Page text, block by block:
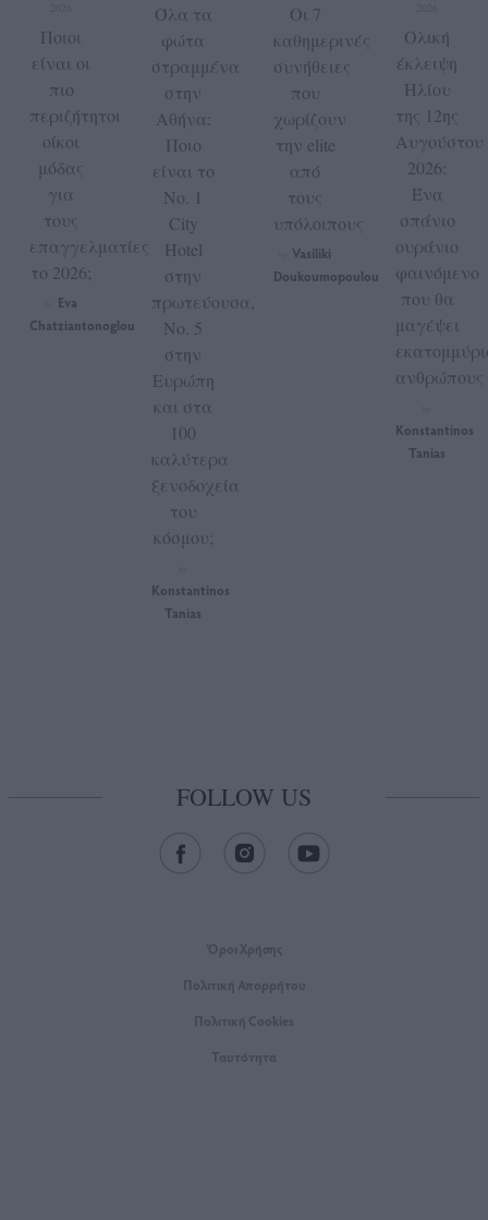
Ποιοι
είναι οι
πιο
περιζήτητοι
οίκοι
μόδας
για
τους
επαγγελματίες
το 2026;
Eva
Chatziantonoglou
Όλα τα
φώτα
στραμμένα
στην
Αθήνα:
Ποιο
είναι το
No. 1
City
Hotel
στην
πρωτεύουσα,
No. 5
στην
Ευρώπη
και στα
100
καλύτερα
ξενοδοχεία
του
κόσμου;
Konstantinos
Tanias
Οι 7
καθημερινές
συνήθειες
που
χωρίζουν
την elite
από
τους
υπόλοιπους
Vasiliki
Doukoumopoulou
Ολική
έκλειψη
Ηλίου
της 12ης
Αυγούστου
2026:
Ένα
σπάνιο
ουράνιο
φαινόμενο
που θα
μαγέψει
ανθρώπους
Konstantinos
Tanias
FOLLOW US
Όροι Xρήσης
Πολιτική Απορρήτου
Πολιτική Cookies
Ταυτότητα